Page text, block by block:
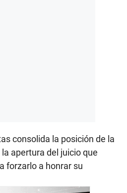
consolida la posición de la
apertura del juicio que
forzarlo a honrar su